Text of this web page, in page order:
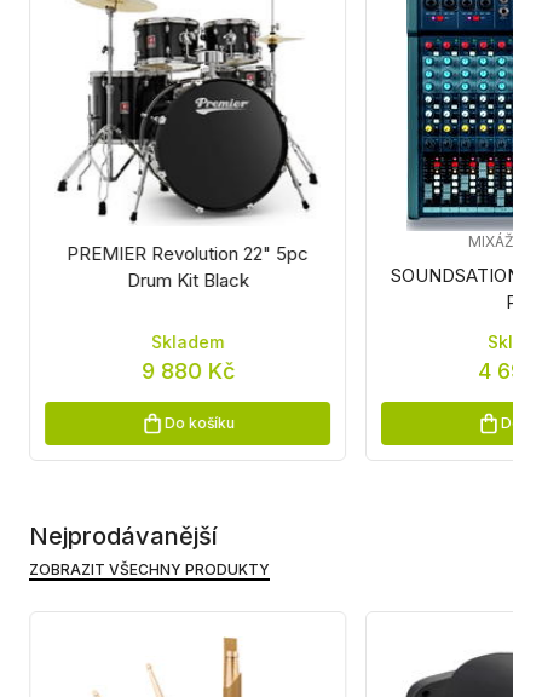
PREMIER Revolution 22" 5pc
Drum Kit Black
Skladem
9 880 Kč
Do košíku
SOUNDSATION
PRO
MIXÁŽNÍ
4 690
Do
Nejprodávanější
ZOBRAZIT VŠECHNY PRODUKTY